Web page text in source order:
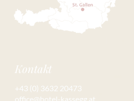
Kontakt
+43 (0) 3632 20473
office@hotel-kassegg.at